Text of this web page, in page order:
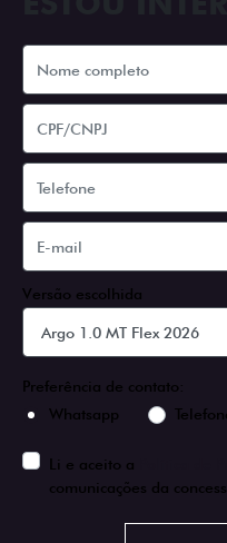
Versão escolhida
Preferência de contato:
Whatsapp
Li e aceito a
comunicações da